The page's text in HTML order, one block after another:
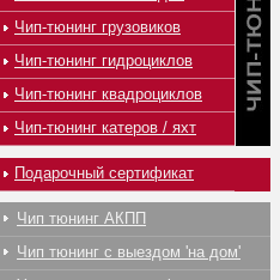
Чип-тюнинг грузовиков
Чип-тюнинг гидроциклов
Чип-тюнинг квадроциклов
Чип-тюнинг катеров / яхт
Подарочный сертификат
Чип тюнинг АКПП
Чип тюнинг с выездом 'на дом'